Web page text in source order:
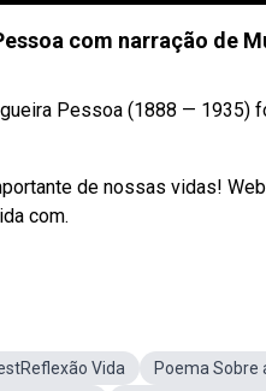
com narração de
Pessoa (1888 — 1935)
de nossas vidas!
com.
Vida
Poema Sobre